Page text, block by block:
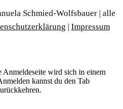
Schmied-Wolfsbauer | alle
| Impressum
Anmeldeseite wird sich in einem
kannst du den Tab